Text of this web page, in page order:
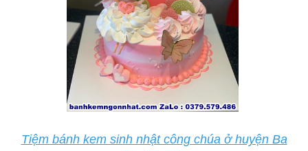
Tiệm bánh kem sinh nhật công chúa ở huyện Ba